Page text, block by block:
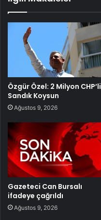
Özgür Özel: 2 Milyon CHP’li
Sandık Koysun
Ağustos 9, 2026
Gazeteci Can Bursalı
ifadeye çağrıldı
Ağustos 9, 2026